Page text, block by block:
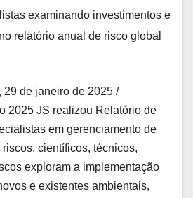
examinando investimentos e
relatório anual de risco global
29 de janeiro de 2025 /
2025 JS realizou Relatório de
em gerenciamento de
científicos, técnicos,
exploram a implementação
e existentes ambientais,